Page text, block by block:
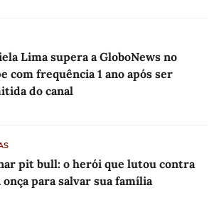
Lima supera a GloboNews no
com frequência 1 ano após ser
do canal
pit bull: o herói que lutou contra
onça para salvar sua família